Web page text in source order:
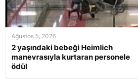
Ağustos 5, 2026
2 yaşındaki bebeği Heimlich
manevrasıyla kurtaran personele
ödül